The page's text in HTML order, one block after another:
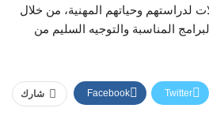
لدراستهم وحياتهم المهنية، من خلال
المناسبة والتوجيه السليم من
شارك Facebook Twitter